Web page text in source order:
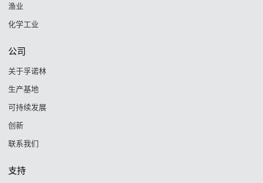
渔业
化学工业
公司
关于孚诺林
生产基地
可持续发展
创新
联系我们
支持